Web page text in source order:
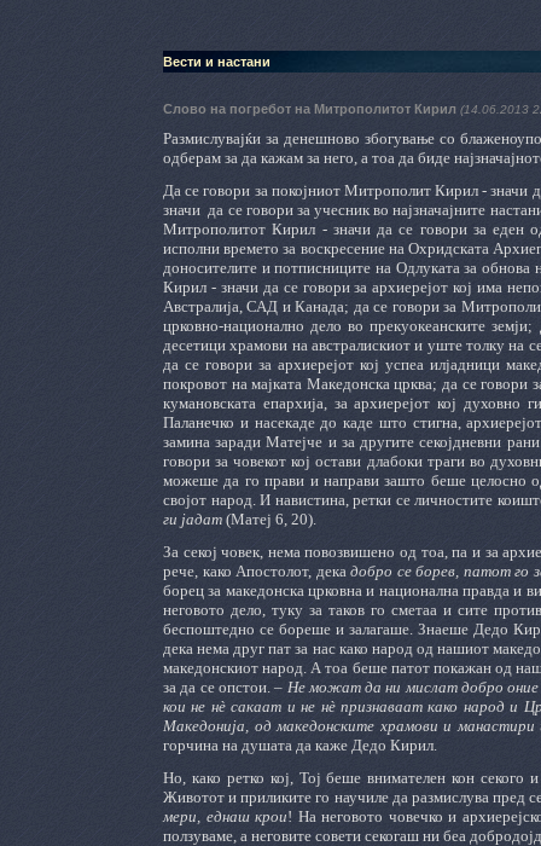
Вести и настани
Слово на погребот на Митрополитот Кирил (14.06.2013
Размислувајќи за денешново збогување со
одберам за да кажам за него, а тоа да биде
Да се говори за покојниот Митрополит Кирил -
значи да се говори за учесник во најзначајните
Митрополитот Кирил - значи да се говори за еден
исполни времето за воскресение на Охридската
доносителите и потписниците на Одлуката за
Кирил - значи да се говори за архиерејот кој има
Австралија, САД и Канада; да се говори за
црковно-национално дело во прекуокеанските
десетици храмови на австралискиот и уште толку на
да се говори за архиерејот кој успеа илјадници
покровот на мајката Македонска црква; да се
кумановската епархија, за архиерејот кој
Паланечко и насекаде до каде што стигна,
замина заради Матејче и за другите секојдневни
говори за човекот кој остави длабоки траги во
можеше да го прави и направи зашто беше целосно
својот народ. И навистина, ретки се личностите
ги јадат (Матеј 6, 20).
За секој човек, нема повозвишено од тоа, па и за
рече, како Апостолот, декадобро се борев, патот го
борец за македонска црковна и национална правда и
неговото дело, туку за таков го сметаа и сите
беспоштедно се бореше и залагаше. Знаеше Дедо
дека нема друг пат за нас како народ од нашиот
македонскиот народ. А тоа беше патот покажан од
за да се опстои. – Не можат да ни мислат добро оние
кои не нѐ сакаат и не нѐ признаваат како народ и
Македонија, од македонските храмови и
горчина на душата да каже Дедо Кирил.
Но, како ретко кој, Тој беше внимателен кон секого
Животот и приликите го научиле да размислува пред
мери, еднаш крои! На неговото човечко и
ползуваме, а неговите совети секогаш ни беа